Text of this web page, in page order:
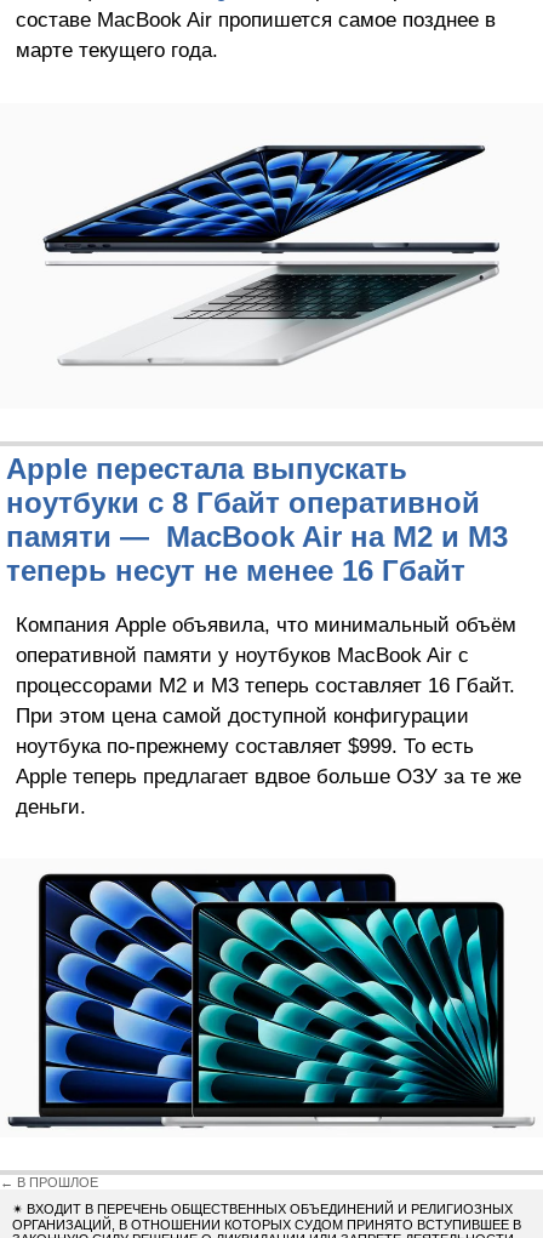
составе MacBook Air пропишется самое позднее в
марте текущего года.
Apple перестала выпускать
ноутбуки с 8 Гбайт оперативной
памяти — MacBook Air на M2 и M3
теперь несут не менее 16 Гбайт
Компания Apple объявила, что минимальный объём
оперативной памяти у ноутбуков MacBook Air с
процессорами M2 и M3 теперь составляет 16 Гбайт.
При этом цена самой доступной конфигурации
ноутбука по-прежнему составляет $999. То есть
Apple теперь предлагает вдвое больше ОЗУ за те же
деньги.
← В ПРОШЛОЕ
✴ ВХОДИТ В ПЕРЕЧЕНЬ ОБЩЕСТВЕННЫХ ОБЪЕДИНЕНИЙ И РЕЛИГИОЗНЫХ
ОРГАНИЗАЦИЙ, В ОТНОШЕНИИ КОТОРЫХ СУДОМ ПРИНЯТО ВСТУПИВШЕЕ В